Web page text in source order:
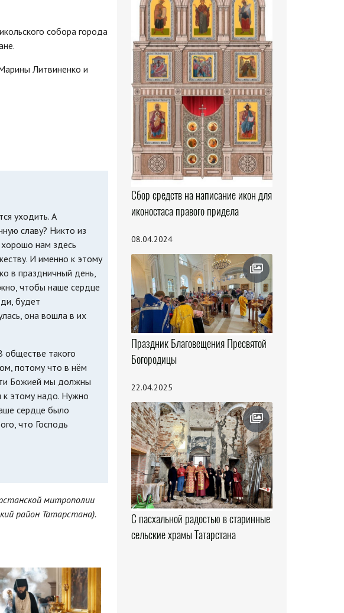
собора города
Литвиненко и
уходить. А
славу? Никто из
хорошо нам здесь
И именно к этому
в праздничный день,
чтобы наше сердце
будет
она вошла в их
обществе такого
потому что в нём
Божией мы должны
к этому надо. Нужно
сердце было
что Господь
митрополии
район Татарстана).
Сбор средств на написание икон для
иконостаса правого придела
08.04.2024
Праздник Благовещения Пресвятой
Богородицы
22.04.2025
С пасхальной радостью в старинные
сельские храмы Татарстана